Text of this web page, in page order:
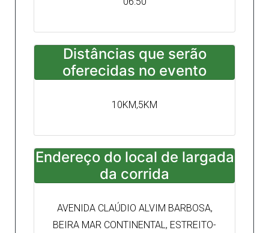
Distâncias que serão
oferecidas no evento
10KM,5KM
Endereço do local de largada
da corrida
AVENIDA CLAÚDIO ALVIM BARBOSA,
BEIRA MAR CONTINENTAL, ESTREITO-